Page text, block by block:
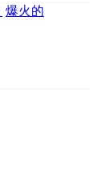
爆火的